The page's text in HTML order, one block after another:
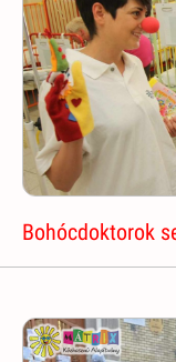
Bohócdoktorok